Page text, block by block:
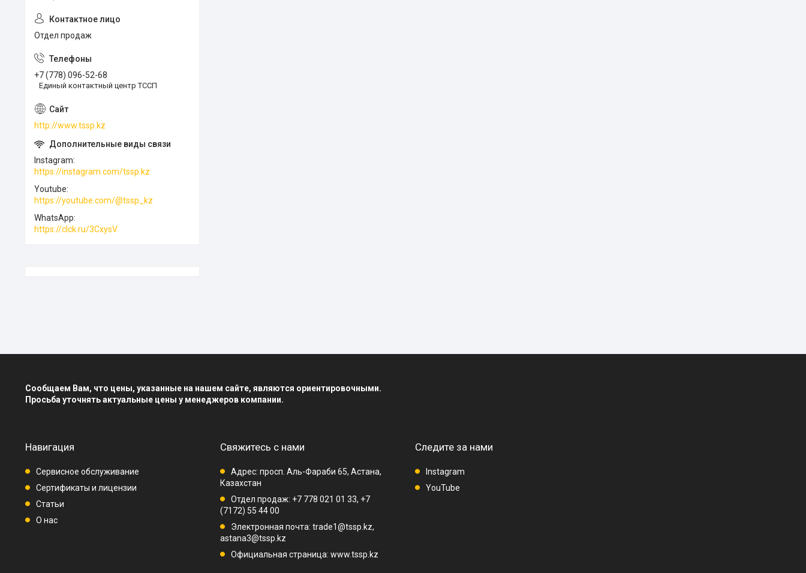
Отдел продаж
+7 (778) 096-52-68
Единый контактный центр ТССП
http://www.tssp.kz
Instagram
https://instagram.com/tssp.kz
Youtube
https://youtube.com/@tssp_kz
WhatsApp
https://clck.ru/3CxysV
Сообщаем Вам, что цены, указанные на нашем сайте, являются ориентировочными.
Просьба уточнять актуальные цены у менеджеров компании.
Навигация
Сервисное обслуживание
Сертификаты и лицензии
Статьи
О нас
Свяжитесь с нами
Адрес: просп. Аль-Фараби 65, Астана,
Казахстан
Отдел продаж: +7 778 021 01 33, +7
(7172) 55 44 00
Электронная почта: trade1@tssp.kz,
astana3@tssp.kz
Официальная страница: www.tssp.kz
Следите за нами
Instagram
YouTube